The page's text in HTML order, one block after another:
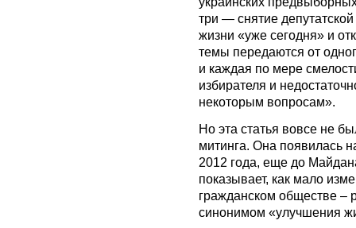
три — снятие
жизни «уже сегодня» и
темы передаются от
и каждая по мере
избирателя и
некоторым вопросам».
Но эта статья вовсе не
митинга. Она появилась
2012 года, еще до
показывает, как мало
гражданском обществе –
синонимом «улучшения